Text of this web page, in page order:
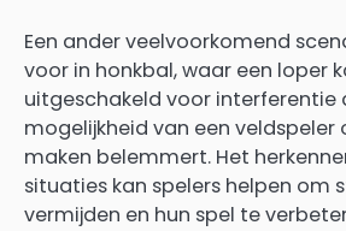
Een ander veelvoorkomend
voor in honkbal, waar een loper
uitgeschakeld voor interferentie
mogelijkheid van een veldspeler
maken belemmert. Het
situaties kan spelers helpen om
vermijden en hun spel te